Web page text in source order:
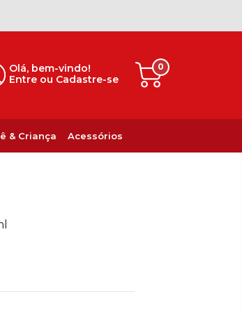
Olá, bem-vindo!
Entre ou Cadastre-se
0
& Criança Acessórios